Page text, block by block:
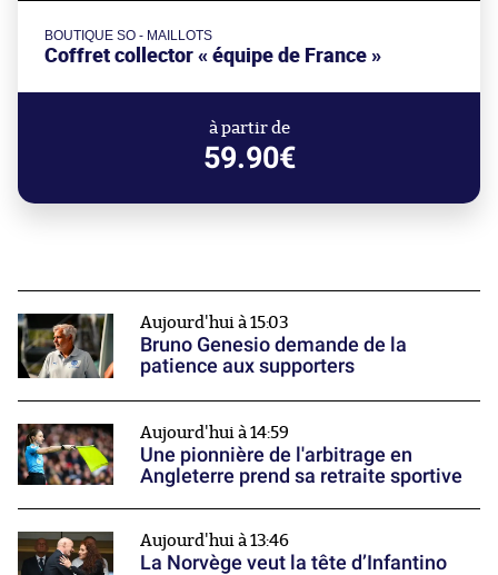
BOUTIQUE SO - MAILLOTS
Coffret collector « équipe de France »
à partir de
59.90€
Aujourd'hui à 15:03
Bruno Genesio demande de la
patience aux supporters
Aujourd'hui à 14:59
Une pionnière de l'arbitrage en
Angleterre prend sa retraite sportive
Aujourd'hui à 13:46
La Norvège veut la tête d’Infantino